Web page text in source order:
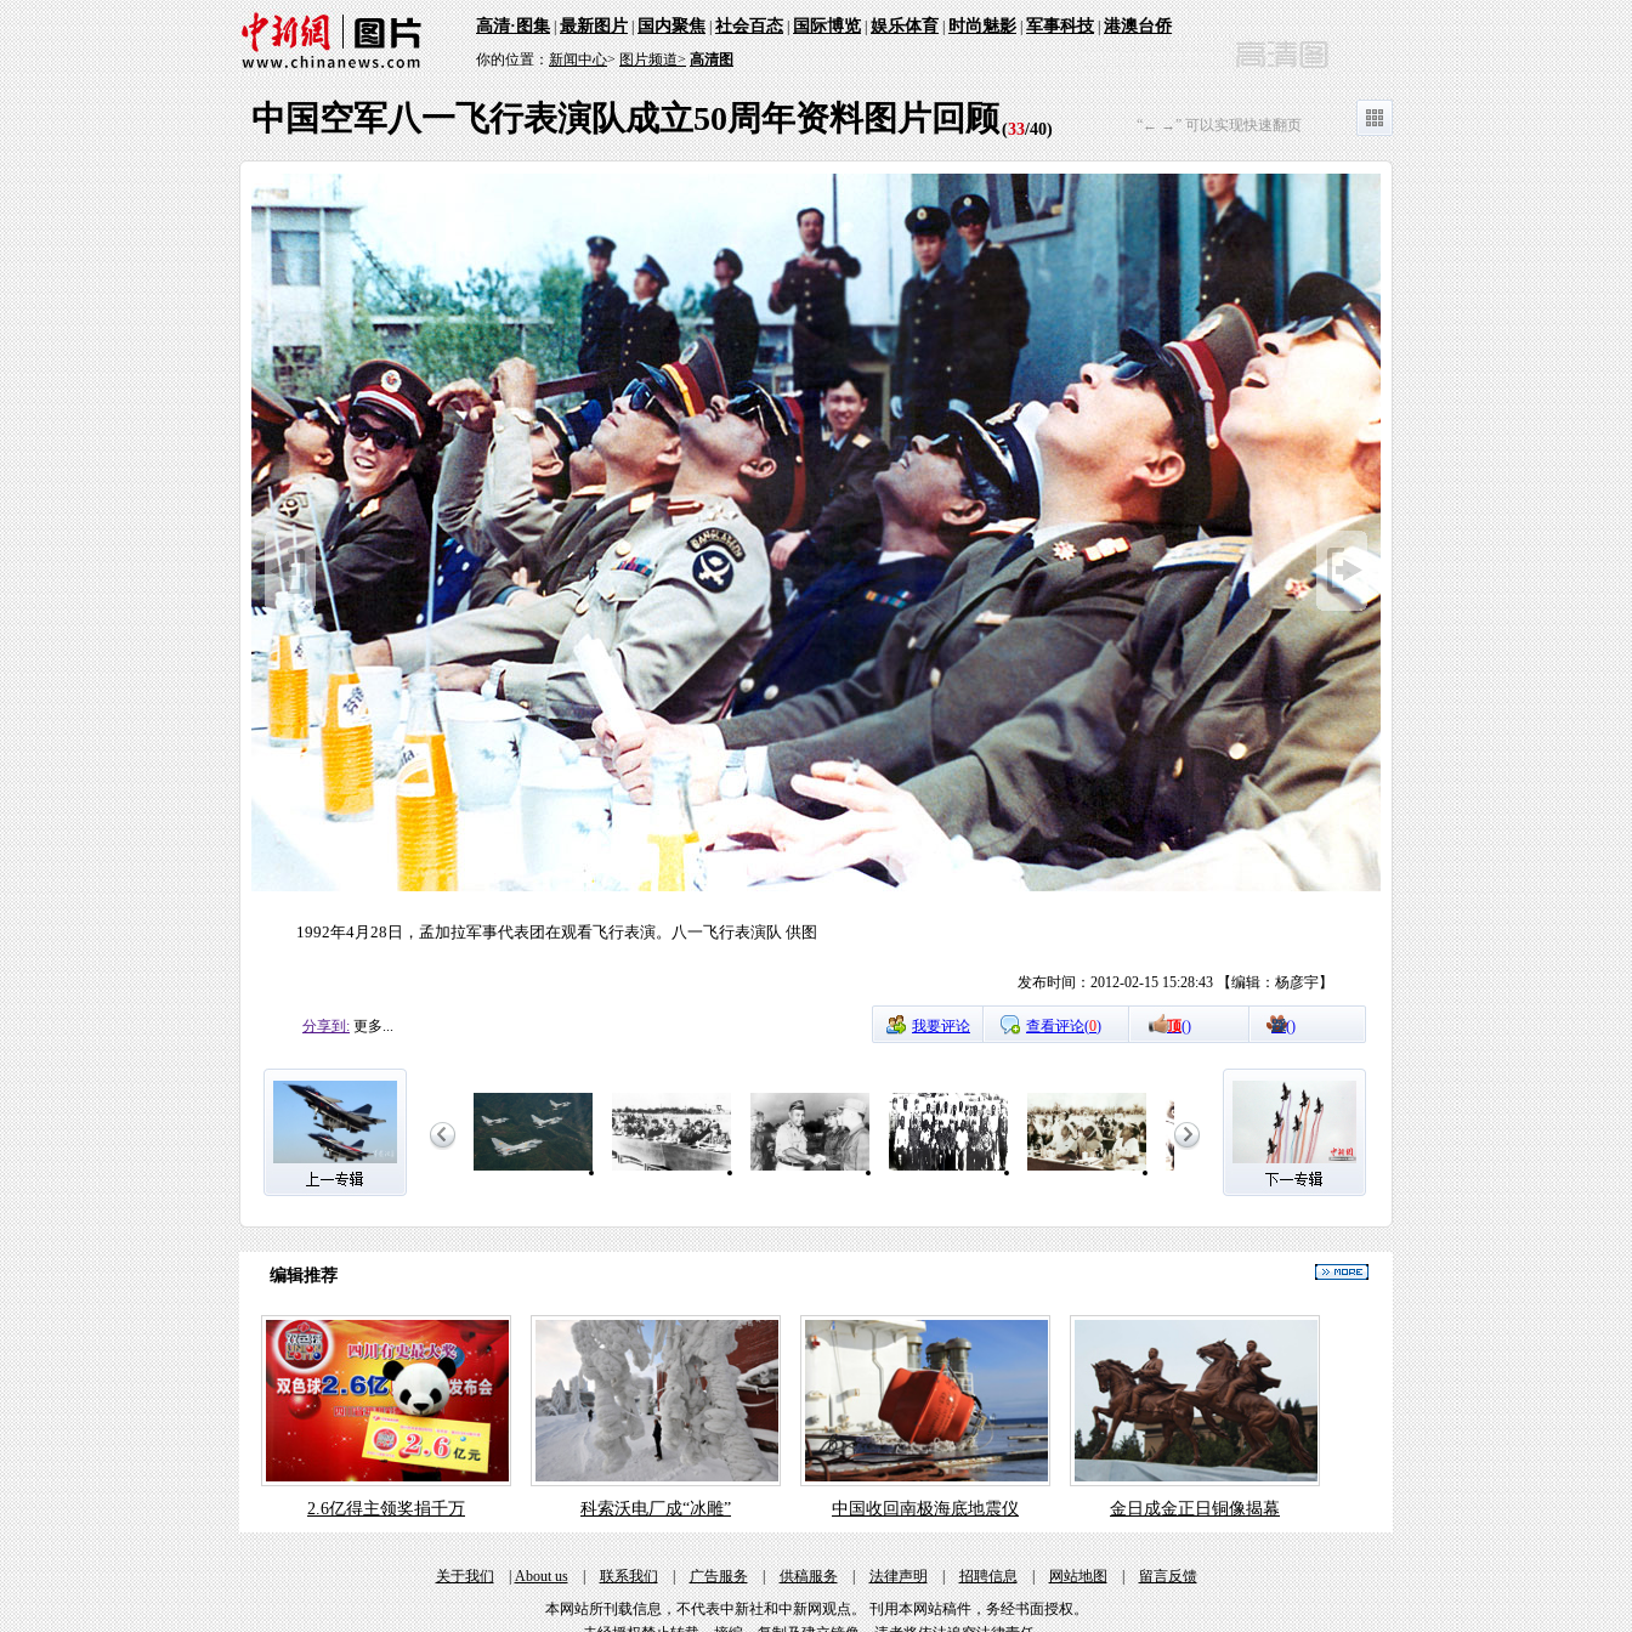
高清·图集|最新图片|国内聚焦|社会百态|国际博览|娱乐体育|时尚魅影|军事科技|港澳台侨
你的位置：新闻中心>图片频道> 高清图
中国空军八一飞行表演队成立50周年资料图片回顾(33/40) “← →” 可以实现快速翻页
1992年4月28日，孟加拉军事代表团在观看飞行表演。八一飞行表演队 供图
发布时间：2012-02-15 15:28:43 【编辑：杨彦宇】
分享到: 更多... 我要评论 查看评论(0) 顶() 踩()
编辑推荐
2.6亿得主领奖捐千万 科索沃电厂成“冰雕” 中国收回南极海底地震仪 金日成金正日铜像揭幕
关于我们|About us|联系我们|广告服务|供稿服务|法律声明|招聘信息|网站地图|留言反馈
本网站所刊载信息，不代表中新社和中新网观点。 刊用本网站稿件，务经书面授权。